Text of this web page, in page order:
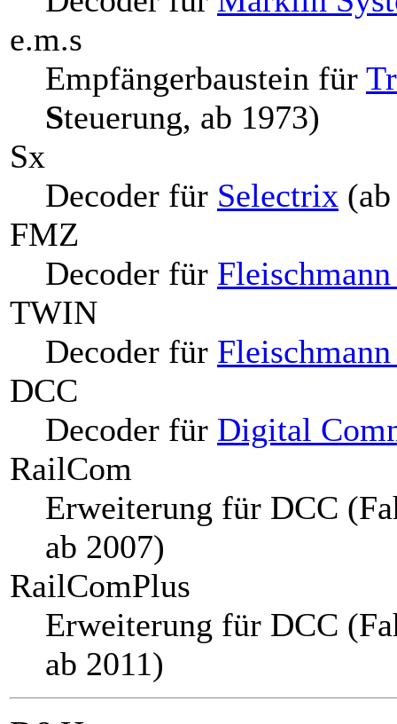
e.m.s
Empfängerbaustein für
Steuerung, ab 1973)
Sx
Decoder für Selectrix
FMZ
Decoder für
TWIN
Decoder für
DCC
Decoder für Digital
RailCom
Erweiterung für DCC
ab 2007)
RailComPlus
Erweiterung für DCC
ab 2011)